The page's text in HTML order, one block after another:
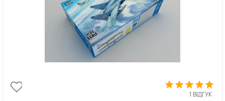
1 ВІДГУК